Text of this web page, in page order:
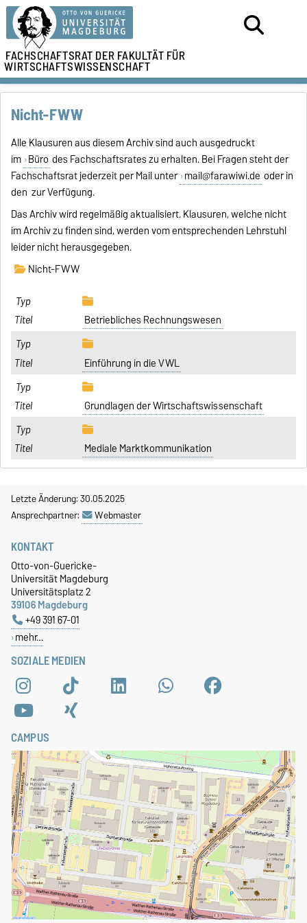
FACHSCHAFTSRAT DERFAKULTÄT FÜR
WIRTSCHAFTSWISSENSCHAFT
Nicht-FWW
Alle Klausuren aus diesem Archiv sind auch ausgedruckt
im Büro des Fachschaftsrates zu erhalten. Bei Fragen steht der
Fachschaftsrat jederzeit per Mail unter mail@farawiwi.de oder in
den zur Verfügung.
Das Archiv wird regelmäßig aktualisiert. Klausuren, welche nicht
im Archiv zu finden sind, werden vom entsprechenden Lehrstuhl
leider nicht herausgegeben.
Nicht-FWW
Betriebliches Rechnungswesen
Einführung in die VWL
Grundlagen der Wirtschaftswissenschaft
Mediale Marktkommunikation
Letzte Änderung: 30.05.2025
Ansprechpartner:
Webmaster
SOZIALE MEDIEN
KONTAKT
Otto-von-Guericke-
Universität Magdeburg
Universitätsplatz 2
39106 Magdeburg
+49 391 67-01
mehr…
CAMPUS